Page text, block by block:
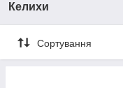
Келихи
Сортування